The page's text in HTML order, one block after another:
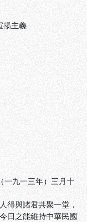
揚主義
九一三年）三月十
得與諸君共聚一堂，
日之能維持中華民國